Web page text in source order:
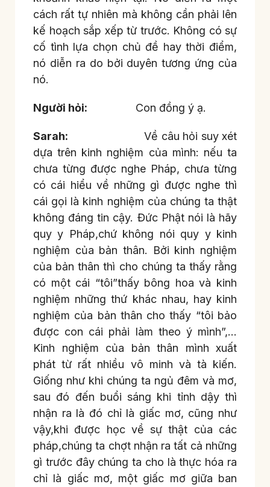
cách rất tự nhiên mà không cần phải lên
kế hoạch sắp xếp từ trước. Không có sự
cố tình lựa chọn chủ đề hay thời điểm,
nó diễn ra do bởi duyên tương ứng của
nó.
Người hỏi: Con đồng ý ạ.
Sarah: Về câu hỏi suy xét
dựa trên kinh nghiệm của mình: nếu ta
chưa từng được nghe Pháp, chưa từng
có cái hiểu về những gì được nghe thì
cái gọi là kinh nghiệm của chúng ta thật
không đáng tin cậy. Đức Phật nói là hãy
quy y Pháp,chứ không nói quy y kinh
nghiệm của bản thân. Bởi kinh nghiệm
của bản thân thì cho chúng ta thấy rằng
có một cái “tôi”thấy bông hoa và kinh
nghiệm những thứ khác nhau, hay kinh
nghiệm của bản thân cho thấy “tôi bảo
được con cái phải làm theo ý mình”,…
Kinh nghiệm của bản thân mình xuất
phát từ rất nhiều vô minh và tà kiến.
Giống như khi chúng ta ngủ đêm và mơ,
sau đó đến buổi sáng khi tỉnh dậy thì
nhận ra là đó chỉ là giấc mơ, cũng như
vậy,khi được học về sự thật của các
pháp,chúng ta chợt nhận ra tất cả những
gì trước đây chúng ta cho là thực hóa ra
chỉ là giấc mơ, một giấc mơ giữa ban